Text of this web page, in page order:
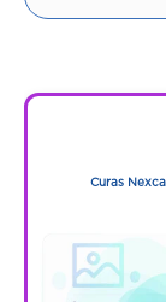
Curas